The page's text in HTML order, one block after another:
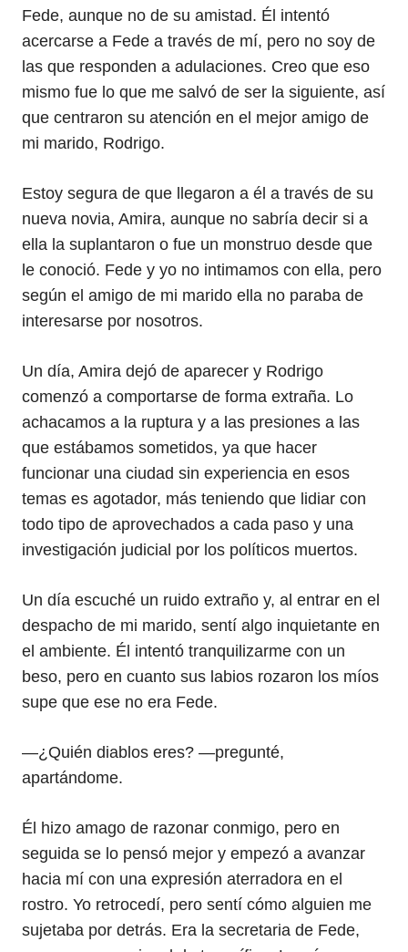
Fede, aunque no de su amistad. Él intentó
acercarse a Fede a través de mí, pero no soy de
las que responden a adulaciones. Creo que eso
mismo fue lo que me salvó de ser la siguiente, así
que centraron su atención en el mejor amigo de
mi marido, Rodrigo.
Estoy segura de que llegaron a él a través de su
nueva novia, Amira, aunque no sabría decir si a
ella la suplantaron o fue un monstruo desde que
le conoció. Fede y yo no intimamos con ella, pero
según el amigo de mi marido ella no paraba de
interesarse por nosotros.
Un día, Amira dejó de aparecer y Rodrigo
comenzó a comportarse de forma extraña. Lo
achacamos a la ruptura y a las presiones a las
que estábamos sometidos, ya que hacer
funcionar una ciudad sin experiencia en esos
temas es agotador, más teniendo que lidiar con
todo tipo de aprovechados a cada paso y una
investigación judicial por los políticos muertos.
Un día escuché un ruido extraño y, al entrar en el
despacho de mi marido, sentí algo inquietante en
el ambiente. Él intentó tranquilizarme con un
beso, pero en cuanto sus labios rozaron los míos
supe que ese no era Fede.
—¿Quién diablos eres? —pregunté,
apartándome.
Él hizo amago de razonar conmigo, pero en
seguida se lo pensó mejor y empezó a avanzar
hacia mí con una expresión aterradora en el
rostro. Yo retrocedí, pero sentí cómo alguien me
sujetaba por detrás. Era la secretaria de Fede,